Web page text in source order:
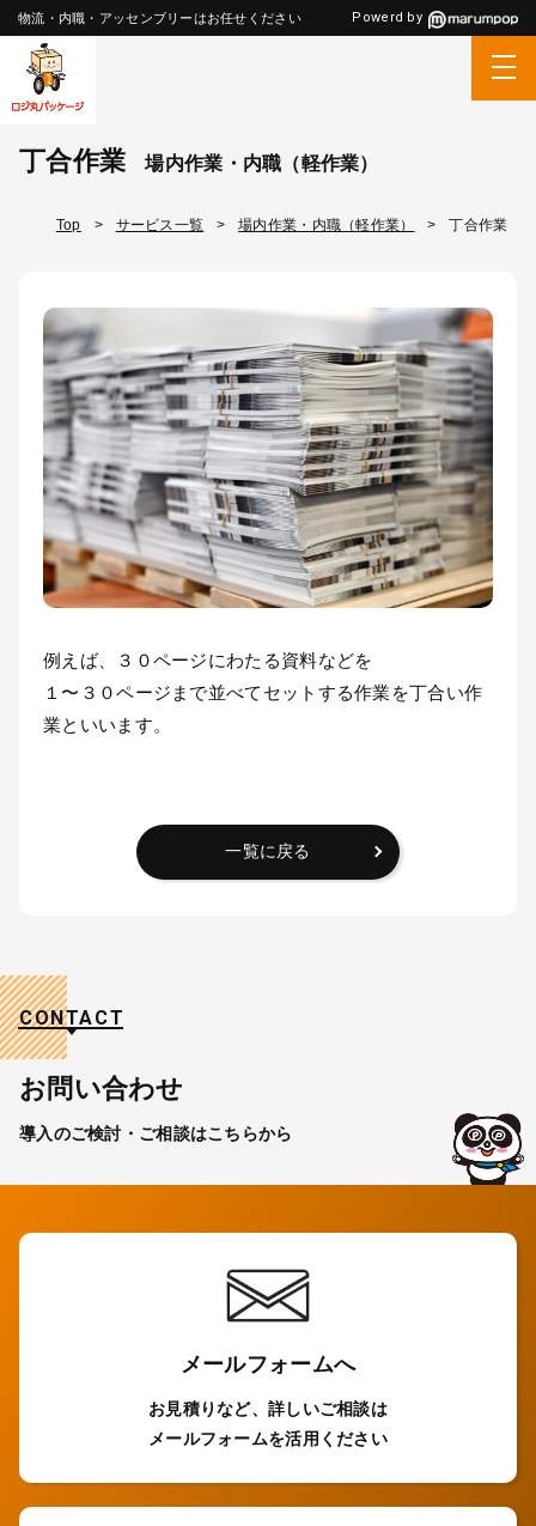
物流・内職・アッセンブリーはお任せください Powerd by
丁合作業 場内作業・内職（軽作業）
Top > サービス一覧 > 場内作業・内職（軽作業） > 丁合作業
例えば、３０ページにわたる資料などを
１〜３０ページまで並べてセットする作業を丁合い作
業といいます。
一覧に戻る
CONTACT
お問い合わせ
導入のご検討・ご相談はこちらから
メールフォームへ
お見積りなど、詳しいご相談は
メールフォームを活用ください